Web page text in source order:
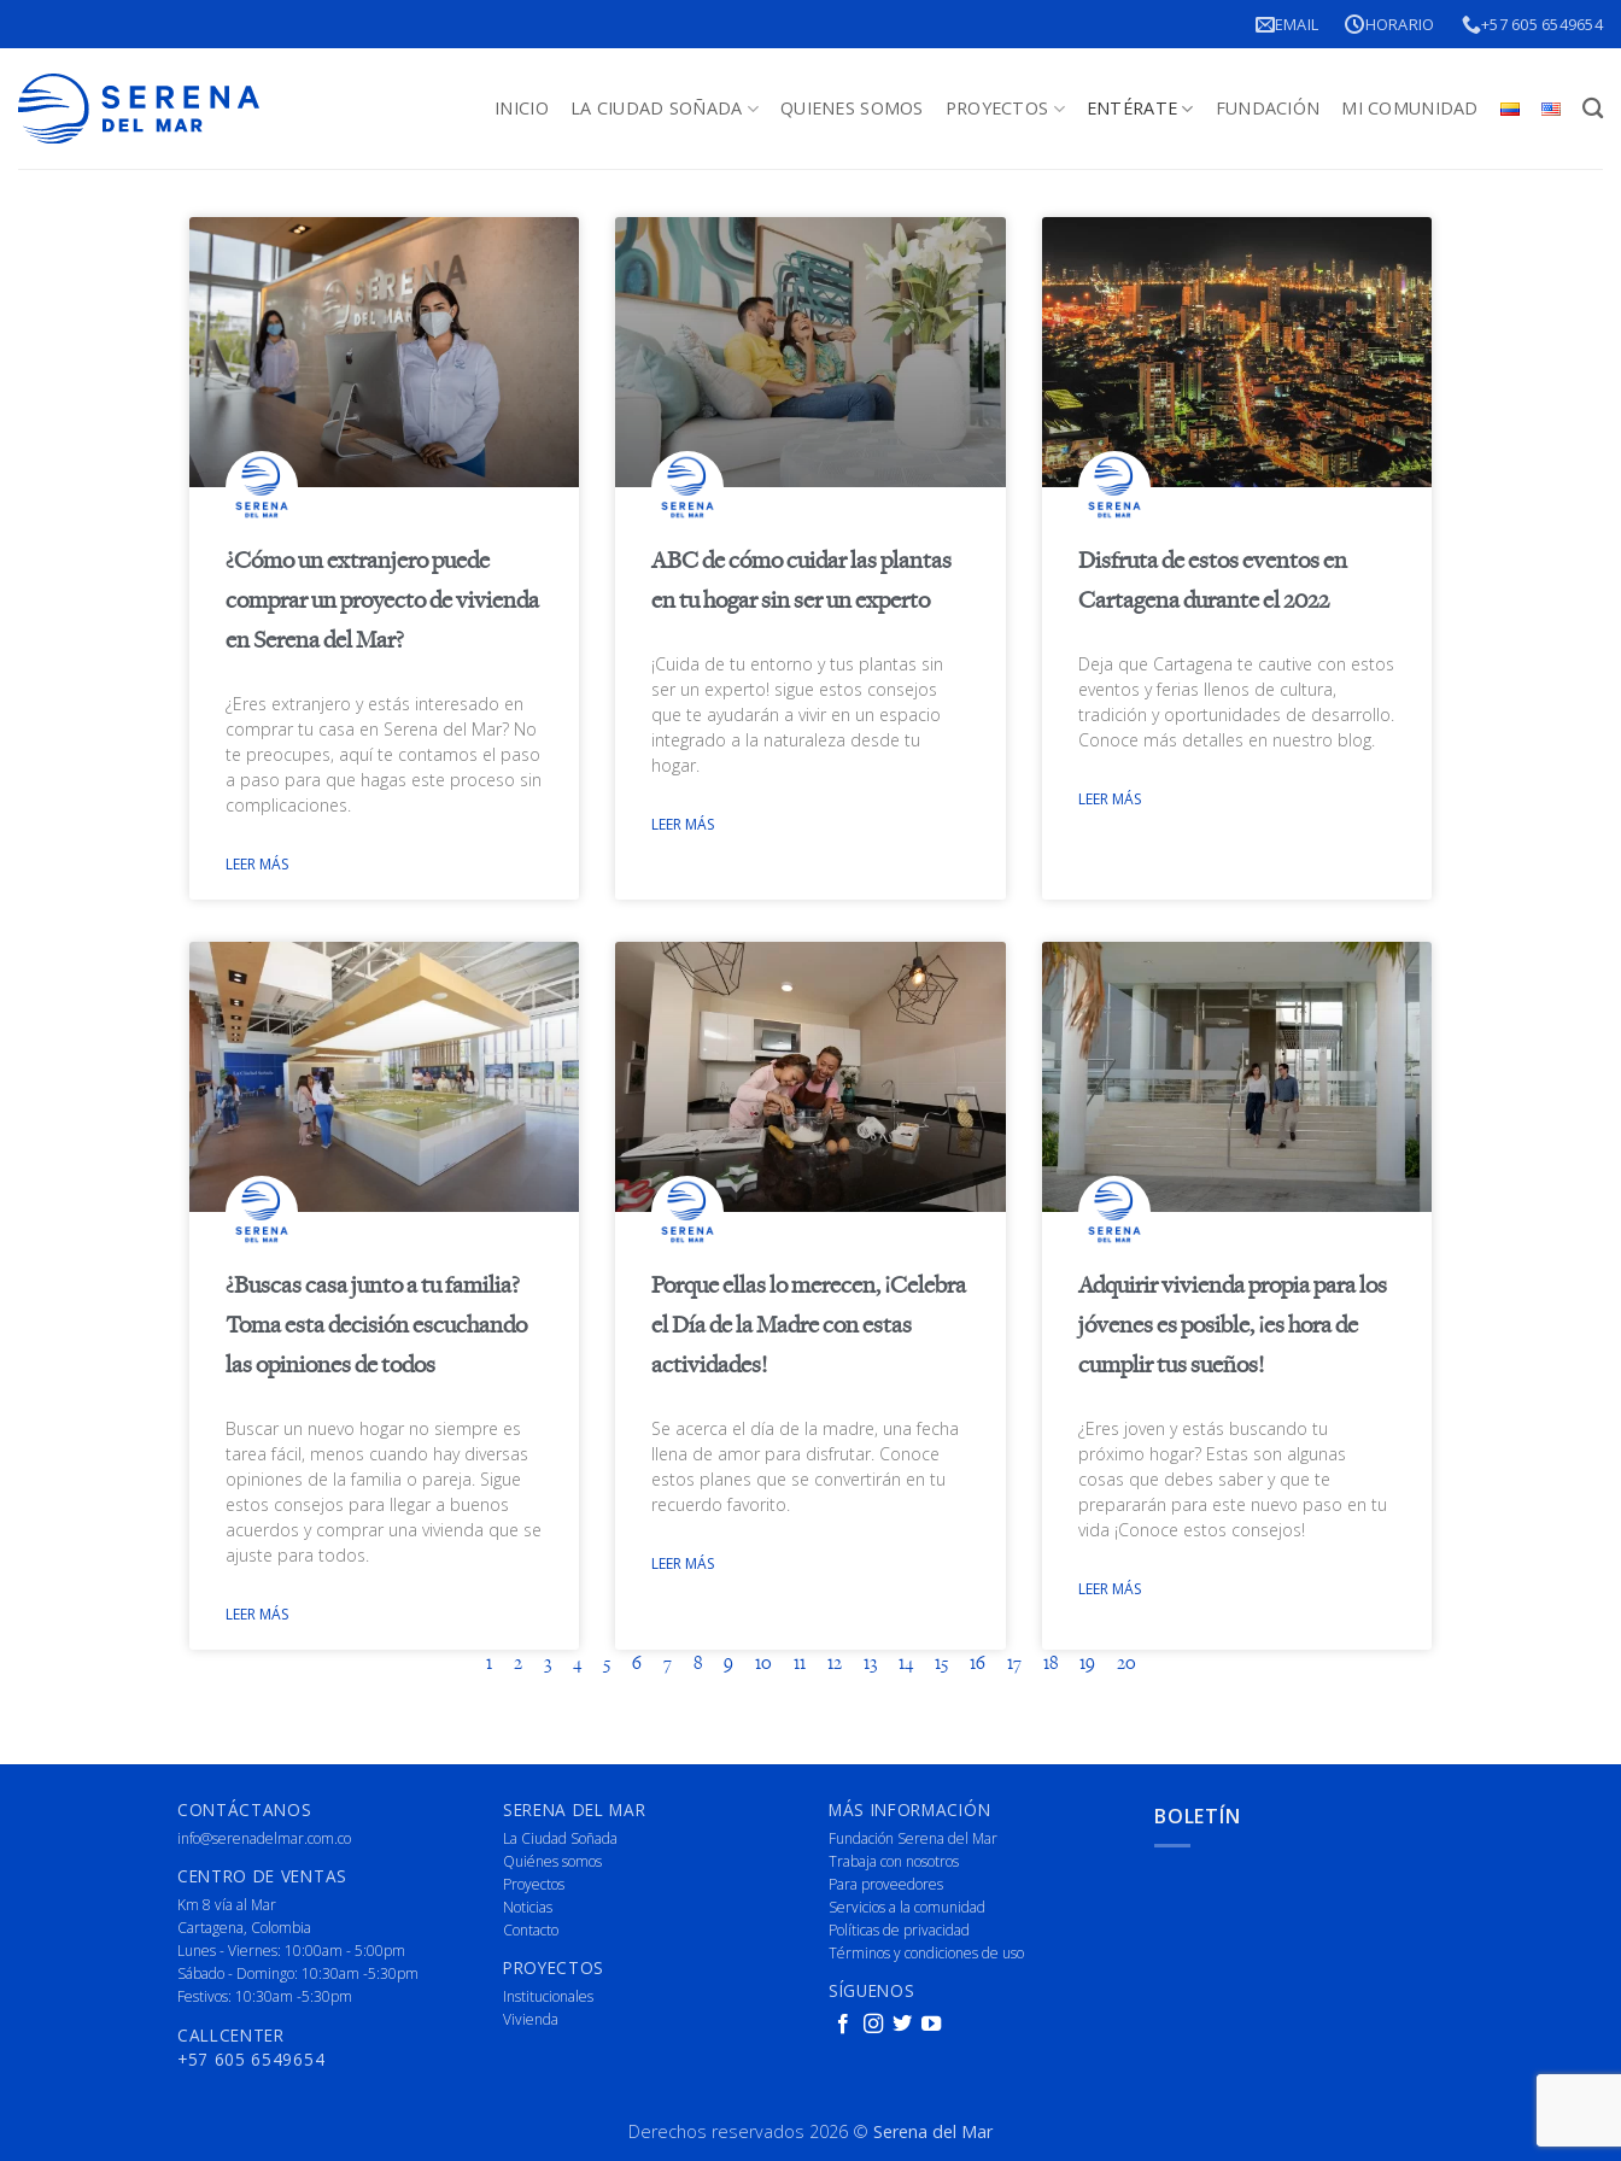
EMAIL HORARIO +57 605 6549654
INICIO LA CIUDAD SOÑADA QUIENES SOMOS PROYECTOS ENTÉRATE FUNDACIÓN MI COMUNIDAD
¿Cómo un extranjero puede
comprar un proyecto de vivienda
en Serena del Mar?
¿Eres extranjero y estás interesado en
comprar tu casa en Serena del Mar? No
te preocupes, aquí te contamos el paso
a paso para que hagas este proceso sin
complicaciones.
LEER MÁS
ABC de cómo cuidar las plantas
en tu hogar sin ser un experto
¡Cuida de tu entorno y tus plantas sin
ser un experto! sigue estos consejos
que te ayudarán a vivir en un espacio
integrado a la naturaleza desde tu
hogar.
LEER MÁS
Disfruta de estos eventos en
Cartagena durante el 2022
Deja que Cartagena te cautive con estos
eventos y ferias llenos de cultura,
tradición y oportunidades de desarrollo.
Conoce más detalles en nuestro blog.
LEER MÁS
¿Buscas casa junto a tu familia?
Toma esta decisión escuchando
las opiniones de todos
Buscar un nuevo hogar no siempre es
tarea fácil, menos cuando hay diversas
opiniones de la familia o pareja. Sigue
estos consejos para llegar a buenos
acuerdos y comprar una vivienda que se
ajuste para todos.
LEER MÁS
Porque ellas lo merecen, ¡Celebra
el Día de la Madre con estas
actividades!
Se acerca el día de la madre, una fecha
llena de amor para disfrutar. Conoce
estos planes que se convertirán en tu
recuerdo favorito.
LEER MÁS
Adquirir vivienda propia para los
jóvenes es posible, ¡es hora de
cumplir tus sueños!
¿Eres joven y estás buscando tu
próximo hogar? Estas son algunas
cosas que debes saber y que te
prepararán para este nuevo paso en tu
vida ¡Conoce estos consejos!
LEER MÁS
1 2 3 4 5 6 7 8 9 10 11 12 13 14 15 16 17 18 19 20
CONTÁCTANOS
info@serenadelmar.com.co
CENTRO DE VENTAS
Km 8 vía al Mar
Cartagena, Colombia
Lunes - Viernes: 10:00am - 5:00pm
Sábado - Domingo: 10:30am -5:30pm
Festivos: 10:30am -5:30pm
CALLCENTER
+57 605 6549654
SERENA DEL MAR
La Ciudad Soñada
Quiénes somos
Proyectos
Noticias
Contacto
PROYECTOS
Institucionales
Vivienda
MÁS INFORMACIÓN
Fundación Serena del Mar
Trabaja con nosotros
Para proveedores
Servicios a la comunidad
Políticas de privacidad
Términos y condiciones de uso
SÍGUENOS
BOLETÍN
Derechos reservados 2026 © Serena del Mar